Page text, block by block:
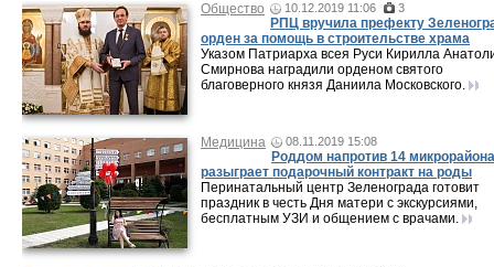
Общество 10.12.2019 11:06 3
РПЦ вручила префекту
орден за помощь в строительстве храма
Указом Патриарха всея Руси Кирилла
Смирнова наградили орденом святого
благоверного князя Даниила Московского.
Медицина 08.11.2019 15:08
Роддом напротив 14 микрорайона
разыграет подарочный контракт на роды
Перинатальный центр Зеленограда готовит
праздник в честь Дня матери с экскурсиями,
бесплатным УЗИ и общением с врачами.